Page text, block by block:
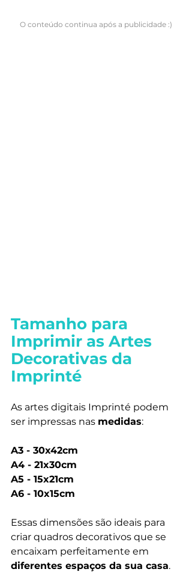
O conteúdo continua após a publicidade :)
Tamanho para
Imprimir as Artes
Decorativas da
Imprinté
As artes digitais Imprinté podem
ser impressas nas medidas:
A3 - 30x42cm
A4 - 21x30cm
A5 - 15x21cm
A6 - 10x15cm
Essas dimensões são ideais para
criar quadros decorativos que se
encaixam perfeitamente em
diferentes espaços da sua casa.